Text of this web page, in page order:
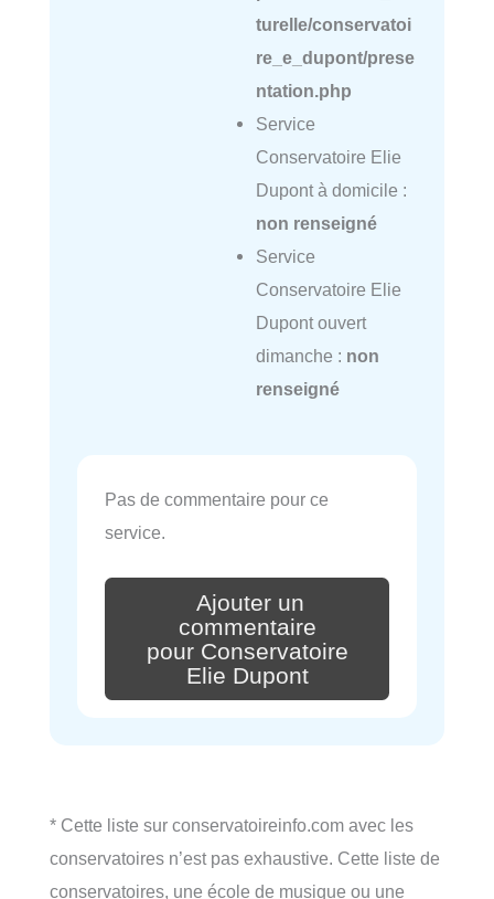
turelle/conservatoi
re_e_dupont/prese
ntation.php
Service
Conservatoire Elie
Dupont à domicile :
non renseigné
Service
Conservatoire Elie
Dupont ouvert
dimanche : non
renseigné
Pas de commentaire pour ce
service.
Ajouter un
commentaire
pour Conservatoire
Elie Dupont
* Cette liste sur conservatoireinfo.com avec les
conservatoires n’est pas exhaustive. Cette liste de
conservatoires, une école de musique ou une